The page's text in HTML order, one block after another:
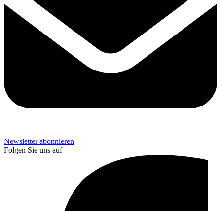
Newsletter abonnieren
Folgen Sie uns auf